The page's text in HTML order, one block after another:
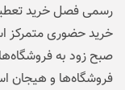
رسمی فصل خرید
خرید حضوری متمرکز
صبح زود به
فروشگاه‌ها و هیجان